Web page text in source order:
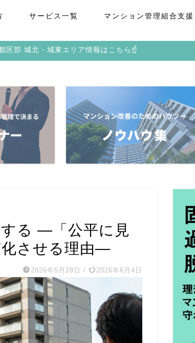
サービス一覧 マンション管理組合支援
区部 城北・城東エリア情報はこちら☝
る ―「公平に見
化させる理由―
2026年5月28日 / 2026年6月4日